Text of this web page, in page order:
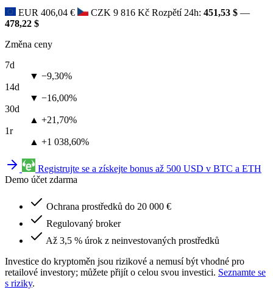
EUR 406,04 € CZK 9 816 Kč Rozpětí 24h: 451,53 $ —
478,22 $
Změna ceny
7d
▼ −9,30%
14d
▼ −16,00%
30d
▲ +21,70%
1r
▲ +1 038,60%
Registrujte se a získejte bonus až 500 USD v BTC a ETH
Demo účet zdarma
Ochrana prostředků do 20 000 €
Regulovaný broker
Až 3,5 % úrok z neinvestovaných prostředků
Investice do kryptoměn jsou rizikové a nemusí být vhodné pro
retailové investory; můžete přijít o celou svou investici. Seznamte se
s riziky.